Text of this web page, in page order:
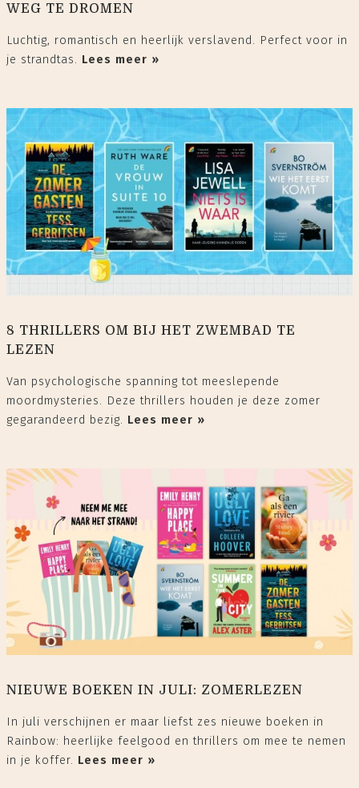
WEG TE DROMEN
Luchtig, romantisch en heerlijk verslavend. Perfect voor in
je strandtas. Lees meer »
8 THRILLERS OM BIJ HET ZWEMBAD TE
LEZEN
Van psychologische spanning tot meeslepende
moordmysteries. Deze thrillers houden je deze zomer
gegarandeerd bezig. Lees meer »
NIEUWE BOEKEN IN JULI: ZOMERLEZEN
In juli verschijnen er maar liefst zes nieuwe boeken in
Rainbow: heerlijke feelgood en thrillers om mee te nemen
in je koffer. Lees meer »